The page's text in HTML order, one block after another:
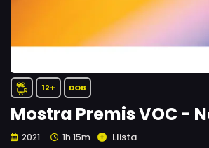
12+ DOB
Mostra Premis VOC -
2021 1h 15m Llista